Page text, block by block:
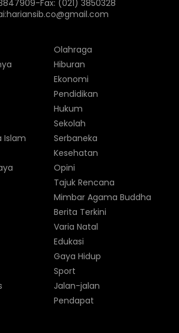
Fax: (021) 3850328
Olahraga
Hiburan
Ekonomi
Pendidikan
Hukum
Sekolah
Islam
Serbaneka
Kesehatan
Opini
Tajuk Rencana
Mimbar Agama Buddha
Berita Terkini
Varia Natal
Edukasi
Gaya Hidup
Sport
Jalan-jalan
Pendapat